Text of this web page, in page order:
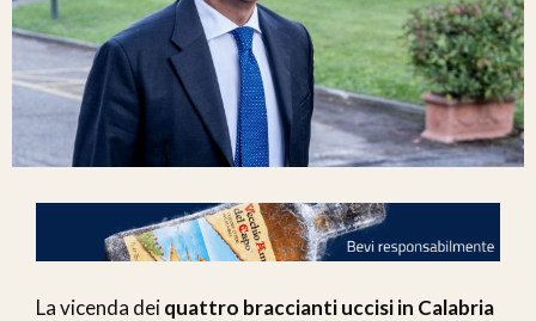
La vicenda deiquattro braccianti uccisi in Calabria